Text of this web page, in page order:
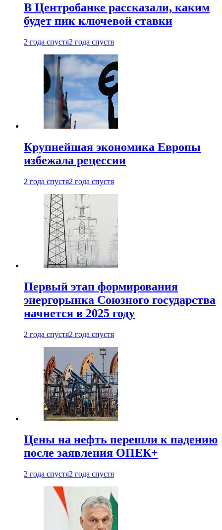
В Центробанке рассказали, каким
будет пик ключевой ставки
2 года спустя2 года спустя
Крупнейшая экономика Европы
избежала рецессии
2 года спустя2 года спустя
Первый этап формирования
энергорынка Союзного государства
начнется в 2025 году
2 года спустя2 года спустя
Цены на нефть перешли к падению
после заявления ОПЕК+
2 года спустя2 года спустя